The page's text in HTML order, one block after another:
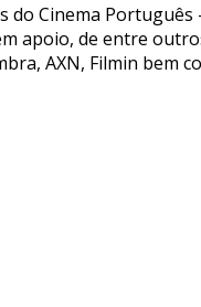
do Cinema
apoio, de entre
AXN, Filmin bem